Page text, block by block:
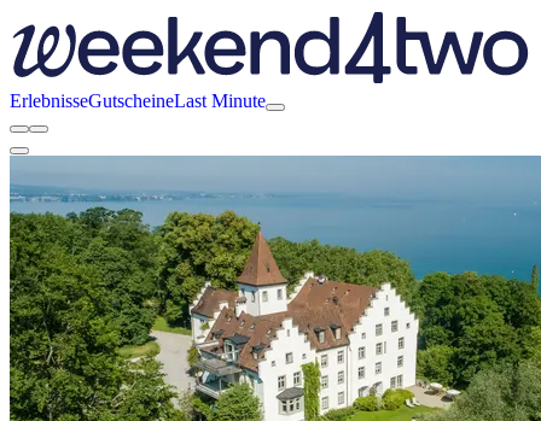
ErlebnisseGutscheineLast Minute